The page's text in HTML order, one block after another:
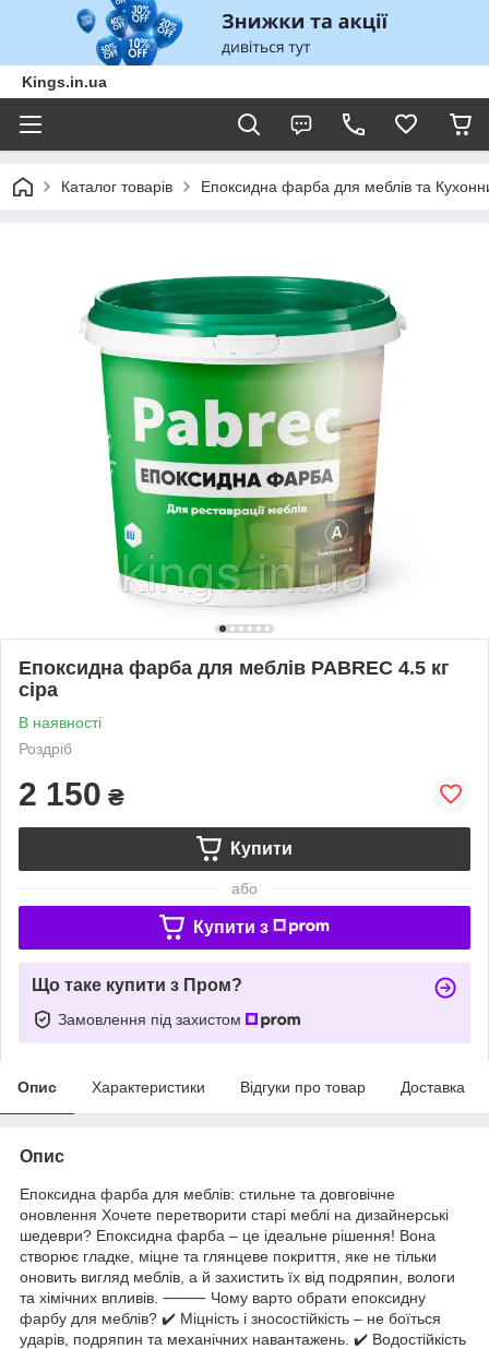
Kings.in.ua
Каталог товарів Епоксидна фарба для меблів та
Епоксидна фарба для меблів PABREC 4.5 кг
сіра
В наявності
Роздріб
2 150 ₴
Купити
або
Купити з
Що таке купити з Пром?
Замовлення під захистом
Опис Характеристики Відгуки про товар Доставка
Опис
Епоксидна фарба для меблів: стильне та довговічне
оновлення Хочете перетворити старі меблі на дизайнерські
шедеври? Епоксидна фарба – це ідеальне рішення! Вона
створює гладке, міцне та глянцеве покриття, яке не тільки
оновить вигляд меблів, а й захистить їх від подряпин, вологи
та хімічних впливів. ⸻ Чому варто обрати епоксидну
фарбу для меблів? ✔️ Міцність і зносостійкість – не боїться
ударів, подряпин та механічних навантажень. ✔️ Водостійкість